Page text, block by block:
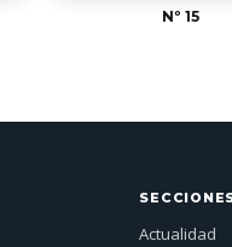
Nº 15
Actualidad